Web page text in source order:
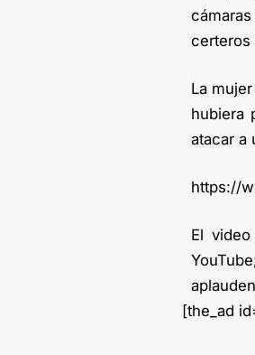
certeros
La
hubiera
atacar a
https://
El
[the_ad